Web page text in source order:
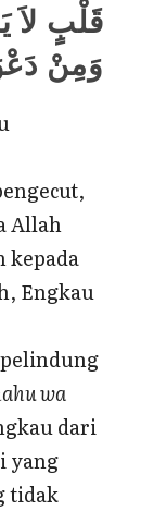
قَلْبٍ لاَ
وَمِنْ
Allah
kepada
Engkau
wa
dari
yang
tidak